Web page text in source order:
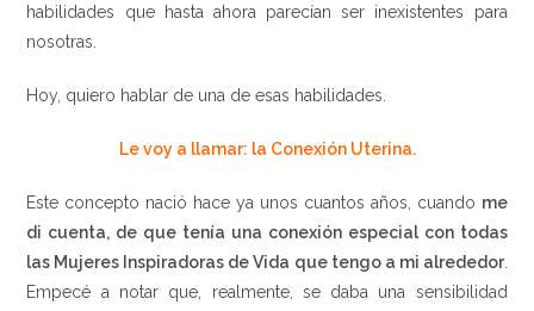
habilidades que hasta ahora parecían ser inexistentes para
nosotras.
Hoy, quiero hablar de una de esas habilidades.
Le voy a llamar: la Conexión Uterina.
Este concepto nació hace ya unos cuantos años, cuando me
di cuenta, de que tenía una conexión especial con todas
las Mujeres Inspiradoras de Vida que tengo a mi alrededor.
Empecé a notar que, realmente, se daba una sensibilidad